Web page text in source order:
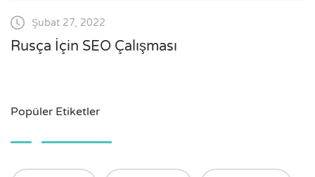
Şubat 27, 2022
Rusça İçin SEO Çalışması
Popüler Etiketler